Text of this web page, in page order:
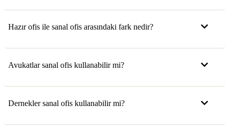
Hazır ofis ile sanal ofis arasındaki fark nedir?
Avukatlar sanal ofis kullanabilir mi?
Dernekler sanal ofis kullanabilir mi?